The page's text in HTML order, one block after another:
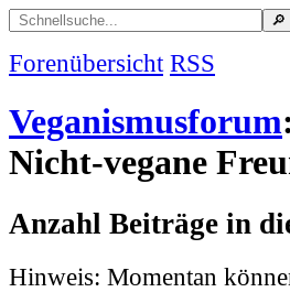
Forenübersicht RSS
Veganismusforum:
Nicht-vegane
Anzahl Beiträge in
Hinweis: Momentan